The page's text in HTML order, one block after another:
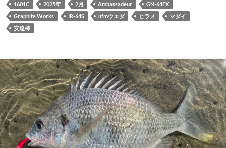
1601C 2025年 2月 Ambassadeur
GN-64EX
Graphite Works
IR-64S ufmウエダ ヒラメ
マダイ
安達棒